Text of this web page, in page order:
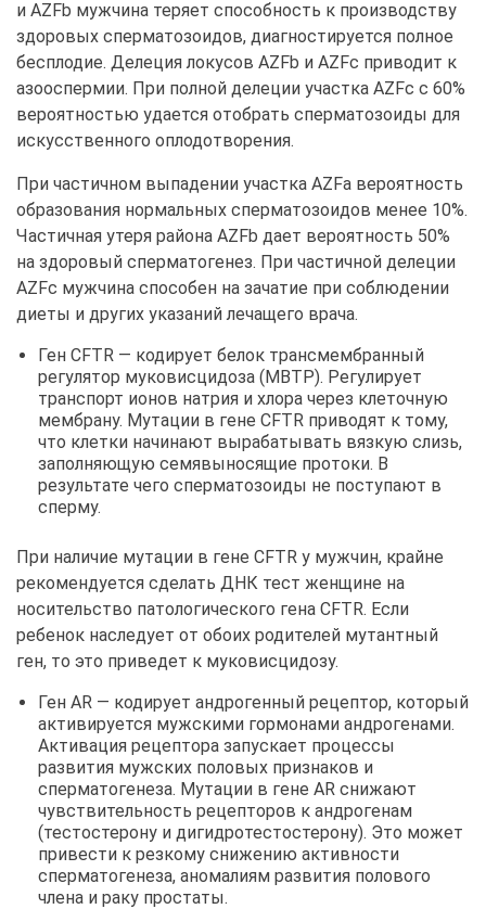
и AZFb мужчина теряет способность к производству
здоровых сперматозоидов, диагностируется полное
бесплодие. Делеция локусов AZFb и AZFc приводит к
азооспермии. При полной делеции участка AZFc с 60%
вероятностью удается отобрать сперматозоиды для
искусственного оплодотворения.
При частичном выпадении участка AZFa вероятность
образования нормальных сперматозоидов менее 10%.
Частичная утеря района AZFb дает вероятность 50%
на здоровый сперматогенез. При частичной делеции
AZFc мужчина способен на зачатие при соблюдении
диеты и других указаний лечащего врача.
Ген CFTR — кодирует белок трансмембранный
регулятор муковисцидоза (МВТР). Регулирует
транспорт ионов натрия и хлора через клеточную
мембрану. Мутации в гене CFTR приводят к тому,
что клетки начинают вырабатывать вязкую слизь,
заполняющую семявыносящие протоки. В
результате чего сперматозоиды не поступают в
сперму.
При наличие мутации в гене CFTR у мужчин, крайне
рекомендуется сделать ДНК тест женщине на
носительство патологического гена CFTR. Если
ребенок наследует от обоих родителей мутантный
ген, то это приведет к муковисцидозу.
Ген AR — кодирует андрогенный рецептор, который
активируется мужскими гормонами андрогенами.
Активация рецептора запускает процессы
развития мужских половых признаков и
сперматогенеза. Мутации в гене AR снижают
чувствительность рецепторов к андрогенам
(тестостерону и дигидротестостерону). Это может
привести к резкому снижению активности
сперматогенеза, аномалиям развития полового
члена и раку простаты.